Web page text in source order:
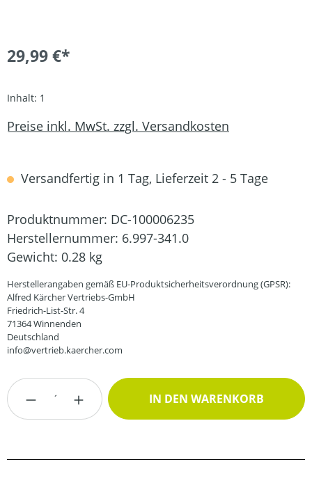
29,99 €*
Inhalt: 1
Preise inkl. MwSt. zzgl. Versandkosten
Versandfertig in 1 Tag, Lieferzeit 2 - 5 Tage
Produktnummer: DC-100006235
Herstellernummer: 6.997-341.0
Gewicht: 0.28 kg
Herstellerangaben gemäß EU-Produktsicherheitsverordnung (GPSR):
Alfred Kärcher Vertriebs-GmbH
Friedrich-List-Str. 4
71364 Winnenden
Deutschland
info@vertrieb.kaercher.com
Produkt Anzahl: Gib den gewünschten
IN DEN WARENKORB